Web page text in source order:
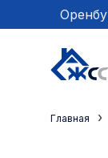
Главная ›